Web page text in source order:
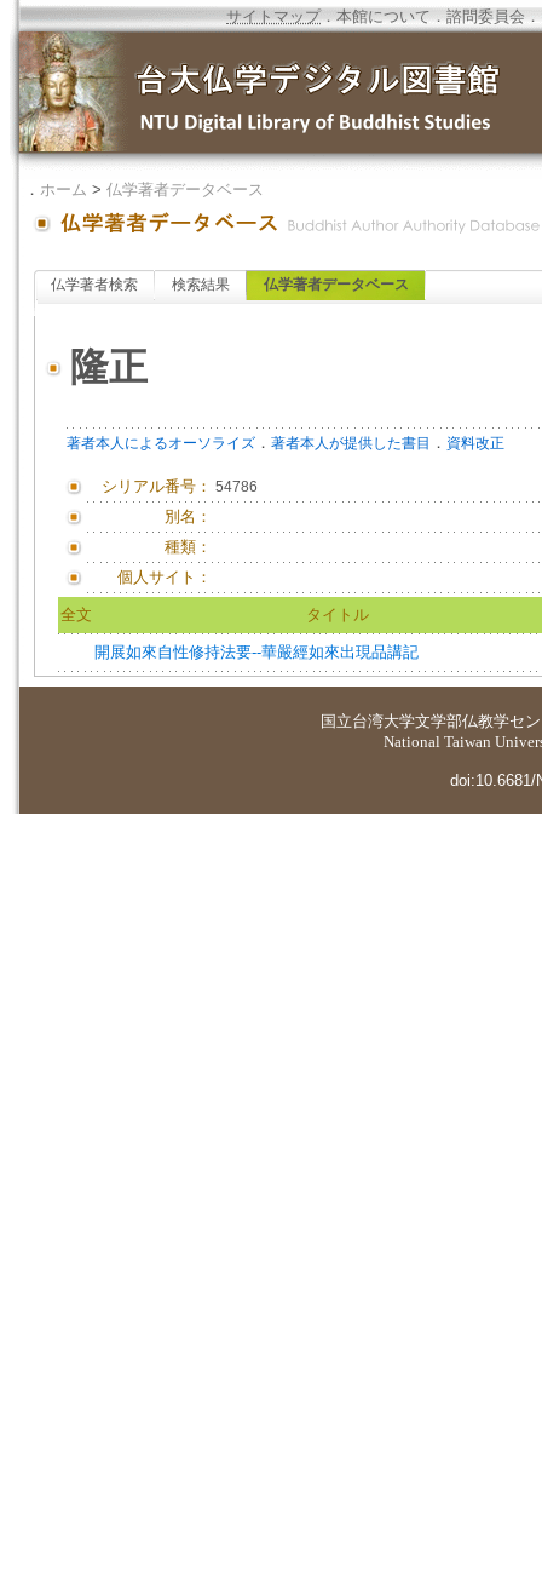
サイトマップ．本館について ．諮問委員会 ．
． ホーム > 仏学著者データベース
仏学著者検索 検索結果 仏学著者データベース
隆正
著者本人によるオーソライズ ． 著者本人が提供した書目 ． 資料改正
シリアル番号： 54786
別名：
種類：
個人サイト：
全文 タイトル
開展如來自性修持法要--華嚴經如來出現品講記
国立台湾大学文学部仏教学セ
National Taiwan
doi:10.6681/